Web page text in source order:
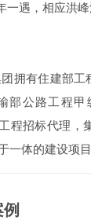
一遇，相应洪
拥有住建部
部公路工程
招标代理，集
一体的建设项